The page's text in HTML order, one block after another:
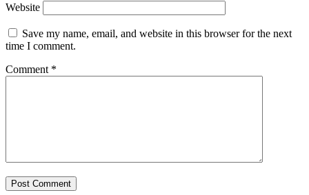
Website
Save my name, email, and website in this browser for the next
time I comment.
Comment *